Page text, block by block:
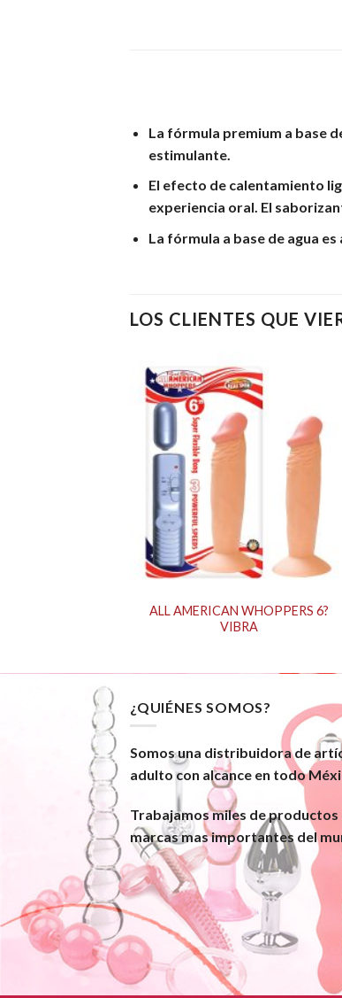
La fórmula premium a base
estimulante.
El efecto de calentamiento
experiencia oral. El
La fórmula a base de agua
LOS CLIENTES QUE
ALL AMERICAN WHOPPERS 6?
VIBRA
¿QUIÉNES SOMOS?
Somos una distribuidora de
adulto con alcance en todo
Trabajamos miles de productos
marcas mas importantes del